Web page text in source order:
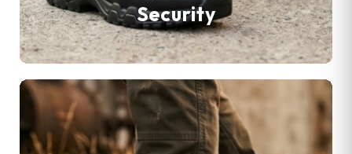
Security